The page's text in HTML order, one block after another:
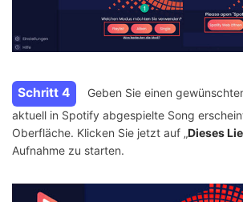
Schritt 4
Geben Sie einen
aktuell in Spotify abgespielte Song
Oberfläche. Klicken Sie jetzt auf „Dieses
Aufnahme zu starten.